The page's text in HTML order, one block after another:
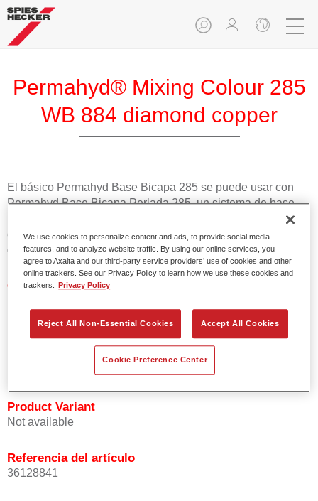
Permahyd® Mixing Colour 285
WB 884 diamond copper
El básico Permahyd Base Bicapa 285 se puede usar con
Permahyd Base Bicapa Perlada 285, un sistema de base
bicapa al agua de gran calidad. Se basa en una tecnología
especial de dispersión de poliuretano para colores sólidos y
de efecto.
Características del producto
Elevada precisión del color.
Se puede recubrir con barniz HS de la gama Permasolid.
Product Variant
Not available
Referencia del artículo
36128841
We use cookies to personalize content and ads, to provide social media
features, and to analyze website traffic. By using our online services, you
agree to Axalta and our third-party service providers’ use of cookies and other
online trackers. See our Privacy Policy to learn how we use these cookies and
trackers.
Privacy Policy
Reject All Non-Essential Cookies Accept All Cookies
Cookie Preference Center